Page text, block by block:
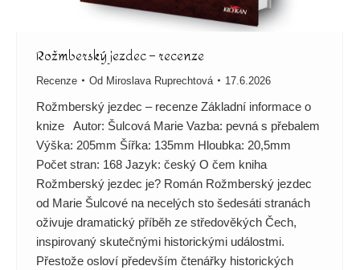
Rožmberský jezdec – recenze
Recenze Od Miroslava Ruprechtová 17.6.2026
Rožmberský jezdec – recenze Základní informace o
knize Autor: Šulcová Marie Vazba: pevná s přebalem
Výška: 205mm Šířka: 135mm Hloubka: 20,5mm
Počet stran: 168 Jazyk: český O čem kniha
Rožmberský jezdec je? Román Rožmberský jezdec
od Marie Šulcové na necelých sto šedesáti stranách
oživuje dramatický příběh ze středověkých Čech,
inspirovaný skutečnými historickými událostmi.
Přestože osloví především čtenářky historických